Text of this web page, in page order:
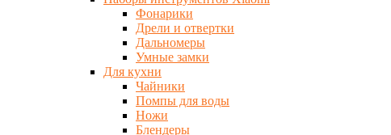
Фонарики
Дрели и отвертки
Дальномеры
Умные замки
Для кухни
Чайники
Помпы для воды
Ножи
Блендеры